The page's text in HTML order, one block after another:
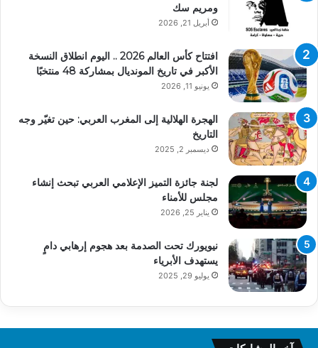
ومريم سك
أبريل 21, 2026
افتتاح كأس العالم 2026 .. اليوم انطلاق النسخة
الأكبر في تاريخ المونديال بمشاركة 48 منتخبًا
يونيو 11, 2026
الهجرة الهلالية إلى المغرب العربي: حين تغيّر وجه
التاريخ
ديسمبر 2, 2025
لجنة جائزة التميز الإعلامي العربي تبحث إنشاء
مجلس للأمناء
يناير 25, 2026
نيويورك تحت الصدمة بعد هجوم إرهابي دامٍ
يستهدف الأبرياء
يوليو 29, 2025